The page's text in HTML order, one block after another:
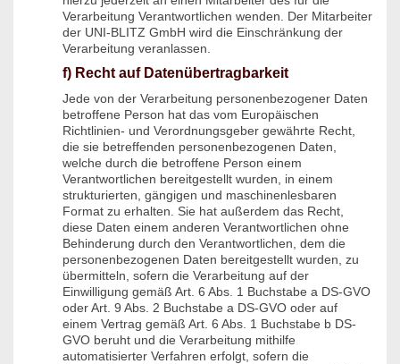
Verarbeitung Verantwortlichen wenden. Der Mitarbeiter
der UNI-BLITZ GmbH wird die Einschränkung der
Verarbeitung veranlassen.
f) Recht auf Datenübertragbarkeit
Jede von der Verarbeitung personenbezogener Daten
betroffene Person hat das vom Europäischen
Richtlinien- und Verordnungsgeber gewährte Recht,
die sie betreffenden personenbezogenen Daten,
welche durch die betroffene Person einem
Verantwortlichen bereitgestellt wurden, in einem
strukturierten, gängigen und maschinenlesbaren
Format zu erhalten. Sie hat außerdem das Recht,
diese Daten einem anderen Verantwortlichen ohne
Behinderung durch den Verantwortlichen, dem die
personenbezogenen Daten bereitgestellt wurden, zu
übermitteln, sofern die Verarbeitung auf der
Einwilligung gemäß Art. 6 Abs. 1 Buchstabe a DS-GVO
oder Art. 9 Abs. 2 Buchstabe a DS-GVO oder auf
einem Vertrag gemäß Art. 6 Abs. 1 Buchstabe b DS-
GVO beruht und die Verarbeitung mithilfe
automatisierter Verfahren erfolgt, sofern die